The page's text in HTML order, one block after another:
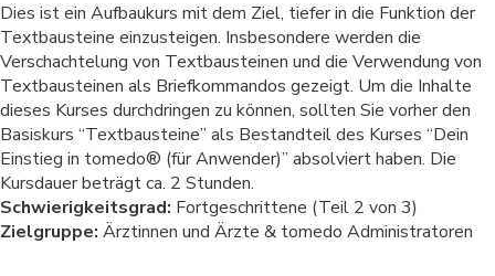
Dies ist ein Aufbaukurs mit dem Ziel, tiefer in die Funktion der
Textbausteine einzusteigen. Insbesondere werden die
Verschachtelung von Textbausteinen und die Verwendung von
Textbausteinen als Briefkommandos gezeigt. Um die Inhalte
dieses Kurses durchdringen zu können, sollten Sie vorher den
Basiskurs “Textbausteine” als Bestandteil des Kurses “Dein
Einstieg in tomedo® (für Anwender)” absolviert haben. Die
Kursdauer beträgt ca. 2 Stunden.
Schwierigkeitsgrad: Fortgeschrittene (Teil 2 von 3)
Zielgruppe: Ärztinnen und Ärzte & tomedo Administratoren